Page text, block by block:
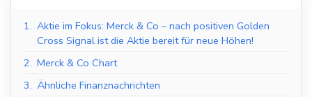
1. Aktie im Fokus: Merck & Co – nach positiven Golden
Cross Signal ist die Aktie bereit für neue Höhen!
2. Merck & Co Chart
3. Ähnliche Finanznachrichten